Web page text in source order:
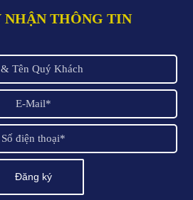
THÔNG TIN